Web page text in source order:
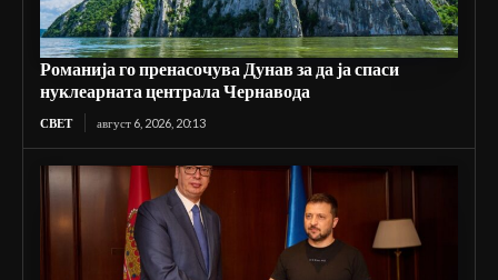
Романија го пренасочува Дунав за да ја спаси
нуклеарната централа Чернавода
СВЕТ август 6, 2026, 20:13